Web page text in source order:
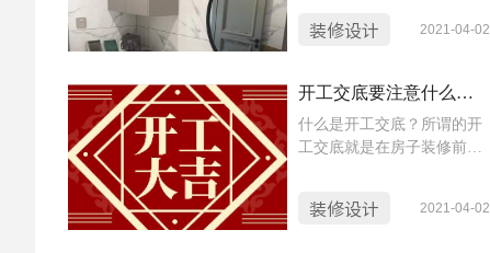
过程中什么东西费钱，当然
方都有哪些，避开这些坑，
你的装修自然就会非常的省
钱，那么装修的隐性消费都
有哪些呢？怎么才能避免踩
介绍一下。
装修设计 2021-04-02
开工交底要注意什么？开工交底的注意事项
什么是开工交底？所谓的开
工交底就是在房子装修前，
沟通确认，也会针对业主的
装修设计 2021-04-02